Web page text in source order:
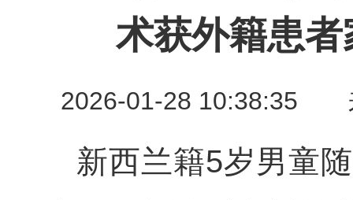
术获外籍患
2026-01-28 10:38:35
新西兰籍5岁男童随